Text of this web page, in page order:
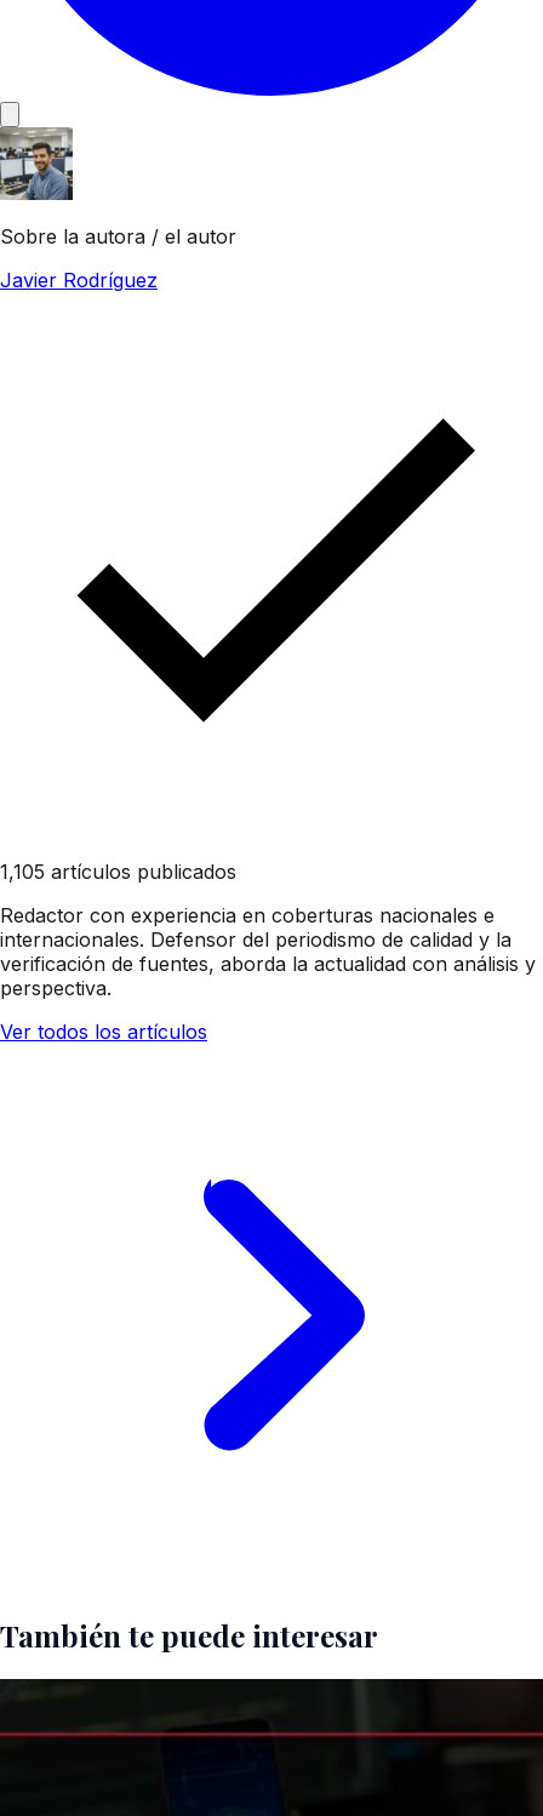
Sobre la autora / el autor
Javier Rodríguez
1,105 artículos publicados
Redactor con experiencia en coberturas nacionales e
internacionales. Defensor del periodismo de calidad y la
verificación de fuentes, aborda la actualidad con análisis y
perspectiva.
Ver todos los artículos
También te puede interesar